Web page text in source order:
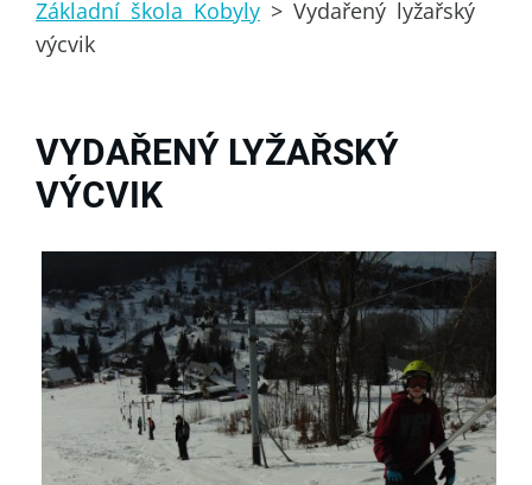
Základní škola Kobyly > Vydařený lyžařský
výcvik
VYDAŘENÝ LYŽAŘSKÝ
VÝCVIK